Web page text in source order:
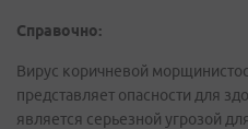
Справочно:
Вирус коричневой
представляет опасности для
является серьезной угрозой